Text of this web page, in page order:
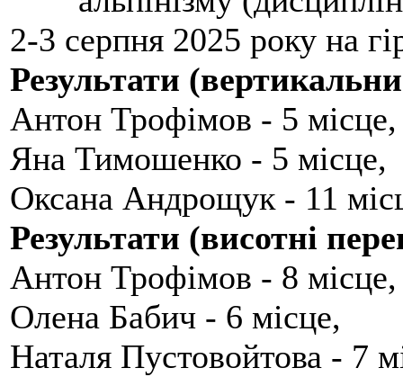
2-3 серпня 2025 року на
Результати
Антон Трофімов - 5 місце,
Яна Тимошенко - 5 місце,
Оксана Андрощук - 11
Результати (висотні
Антон Трофімов - 8 місце,
Олена Бабич - 6 місце,
Наталя Пустовойтова - 7